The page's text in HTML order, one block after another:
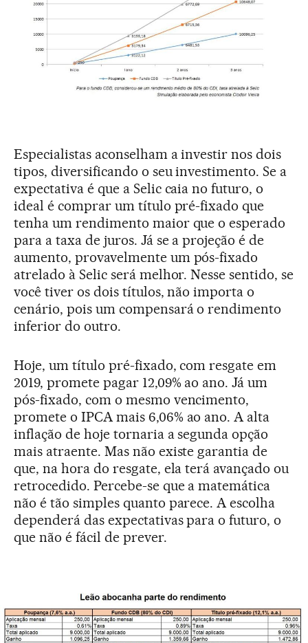
Especialistas aconselham a investir nos dois
tipos, diversificando o seu investimento. Se a
expectativa é que a Selic caia no futuro, o
ideal é comprar um título pré-fixado que
tenha um rendimento maior que o esperado
para a taxa de juros. Já se a projeção é de
aumento, provavelmente um pós-fixado
atrelado à Selic será melhor. Nesse sentido, se
você tiver os dois títulos, não importa o
cenário, pois um compensará o rendimento
inferior do outro.
Hoje, um título pré-fixado, com resgate em
2019, promete pagar 12,09% ao ano. Já um
pós-fixado, com o mesmo vencimento,
promete o IPCA mais 6,06% ao ano. A alta
inflação de hoje tornaria a segunda opção
mais atraente. Mas não existe garantia de
que, na hora do resgate, ela terá avançado ou
retrocedido. Percebe-se que a matemática
não é tão simples quanto parece. A escolha
dependerá das expectativas para o futuro, o
que não é fácil de prever.